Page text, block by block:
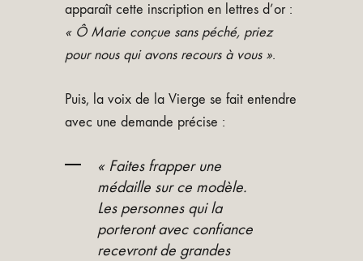
apparaît cette inscription en lettres d’or :
« Ô Marie conçue sans péché, priez
pour nous qui avons recours à vous ».
Puis, la voix de la Vierge se fait entendre
avec une demande précise :
« Faites frapper une
médaille sur ce modèle.
Les personnes qui la
porteront avec confiance
recevront de grandes